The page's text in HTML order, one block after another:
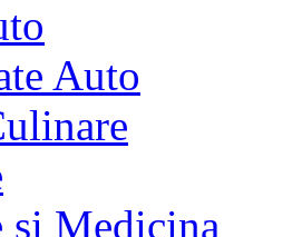
Auto
si Medicina